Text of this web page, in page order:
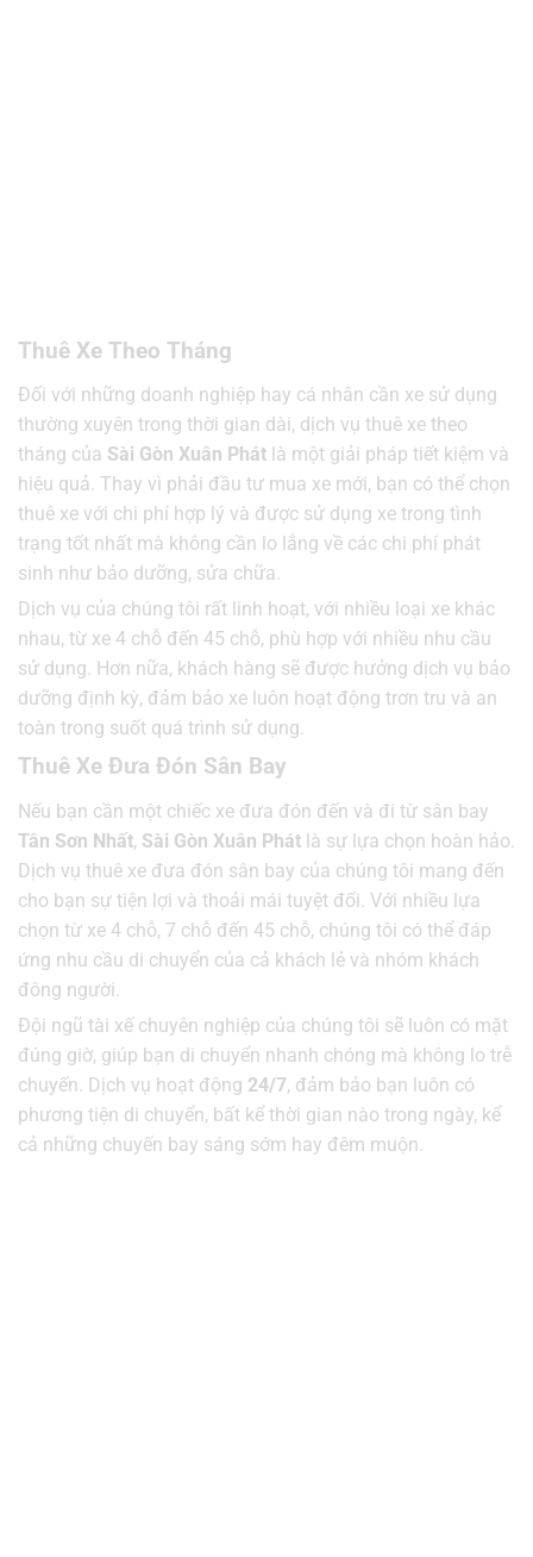
Thuê Xe Theo Tháng
Đối với những doanh nghiệp hay cá nhân cần xe sử dụng
thường xuyên trong thời gian dài, dịch vụ thuê xe theo
tháng của Sài Gòn Xuân Phát là một giải pháp tiết kiệm và
hiệu quả. Thay vì phải đầu tư mua xe mới, bạn có thể chọn
thuê xe với chi phí hợp lý và được sử dụng xe trong tình
trạng tốt nhất mà không cần lo lắng về các chi phí phát
sinh như bảo dưỡng, sửa chữa.
Dịch vụ của chúng tôi rất linh hoạt, với nhiều loại xe khác
nhau, từ xe 4 chỗ đến 45 chỗ, phù hợp với nhiều nhu cầu
sử dụng. Hơn nữa, khách hàng sẽ được hưởng dịch vụ bảo
dưỡng định kỳ, đảm bảo xe luôn hoạt động trơn tru và an
toàn trong suốt quá trình sử dụng.
Thuê Xe Đưa Đón Sân Bay
Nếu bạn cần một chiếc xe đưa đón đến và đi từ sân bay
Tân Sơn Nhất, Sài Gòn Xuân Phát là sự lựa chọn hoàn hảo.
Dịch vụ thuê xe đưa đón sân bay của chúng tôi mang đến
cho bạn sự tiện lợi và thoải mái tuyệt đối. Với nhiều lựa
chọn từ xe 4 chỗ, 7 chỗ đến 45 chỗ, chúng tôi có thể đáp
ứng nhu cầu di chuyển của cả khách lẻ và nhóm khách
đông người.
Đội ngũ tài xế chuyên nghiệp của chúng tôi sẽ luôn có mặt
đúng giờ, giúp bạn di chuyển nhanh chóng mà không lo trễ
chuyến. Dịch vụ hoạt động 24/7, đảm bảo bạn luôn có
phương tiện di chuyển, bất kể thời gian nào trong ngày, kể
cả những chuyến bay sáng sớm hay đêm muộn.